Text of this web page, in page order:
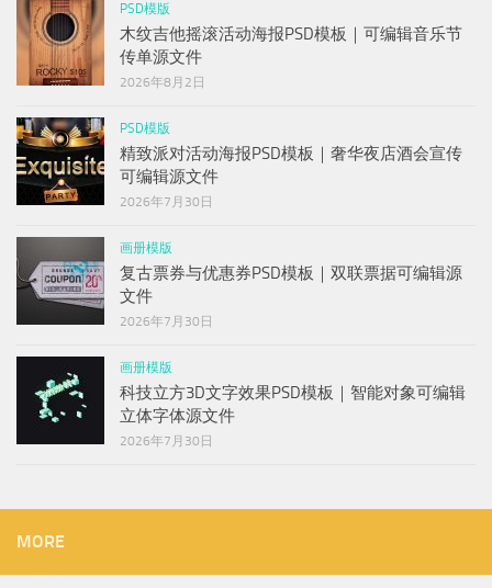
PSD模版
木纹吉他摇滚活动海报PSD模板｜可编辑音乐节
传单源文件
2026年8月2日
PSD模版
精致派对活动海报PSD模板｜奢华夜店酒会宣传
可编辑源文件
2026年7月30日
画册模版
复古票券与优惠券PSD模板｜双联票据可编辑源
文件
2026年7月30日
画册模版
科技立方3D文字效果PSD模板｜智能对象可编辑
立体字体源文件
2026年7月30日
MORE